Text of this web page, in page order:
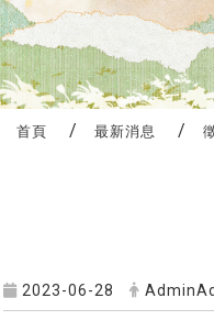
首頁 最新消息
2023-06-28